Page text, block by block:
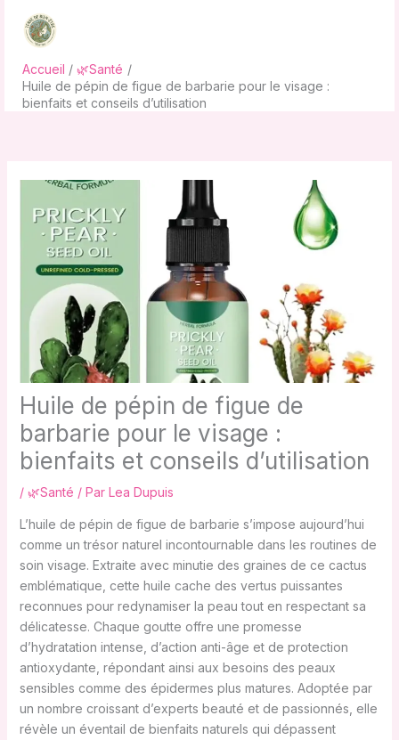
contenu
Accueil
🌿Santé
Huile de pépin de figue de barbarie pour le visage :
bienfaits et conseils d’utilisation
Huile de pépin de figue de
barbarie pour le visage :
bienfaits et conseils d’utilisation
/ 🌿Santé / Par Lea Dupuis
L’huile de pépin de figue de barbarie s’impose aujourd’hui
comme un trésor naturel incontournable dans les routines de
soin visage. Extraite avec minutie des graines de ce cactus
emblématique, cette huile cache des vertus puissantes
reconnues pour redynamiser la peau tout en respectant sa
délicatesse. Chaque goutte offre une promesse
d’hydratation intense, d’action anti-âge et de protection
antioxydante, répondant ainsi aux besoins des peaux
sensibles comme des épidermes plus matures. Adoptée par
un nombre croissant d’experts beauté et de passionnés, elle
révèle un éventail de bienfaits naturels qui dépassent